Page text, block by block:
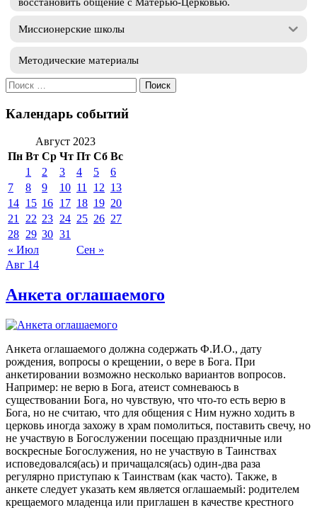
восстановить общение с Матерью-Церковью.
Миссионерские школы
Методические материалы
Искать:
Календарь событий
Август 2023
Пн Вт Ср Чт Пт Сб Вс
« Июл Сен »
1 2 3 4 5
6
7
8 9 10 11 12 13
14 15 16 17 18 19 20
21
22 23 24 25 26 27
28 29 30 31
Авг 14
Анкета оглашаемого
Анкета оглашаемого должна содержать Ф.И.О., дату
рождения, вопросы о крещении, о вере в Бога. При
анкетировании возможно несколько вариантов вопросов.
Например: не верю в Бога, атеист сомневаюсь в
существовании Бога, но чувствую, что что-то есть верю в
Бога, но не считаю, что для общения с Ним нужно ходить в
церковь иногда захожу в храм помолиться, поставить свечу, но
не участвую в Богослужении посещаю праздничные или
воскресные Богослужения, но не участвую в Таинствах
исповедовался(ась) и причащался(ась) один-два раза
регулярно приступаю к Таинствам (как часто). Также, в
анкете следует указать кем является оглашаемый: родителем
крещаемого младенца или приглашен в качестве крестного